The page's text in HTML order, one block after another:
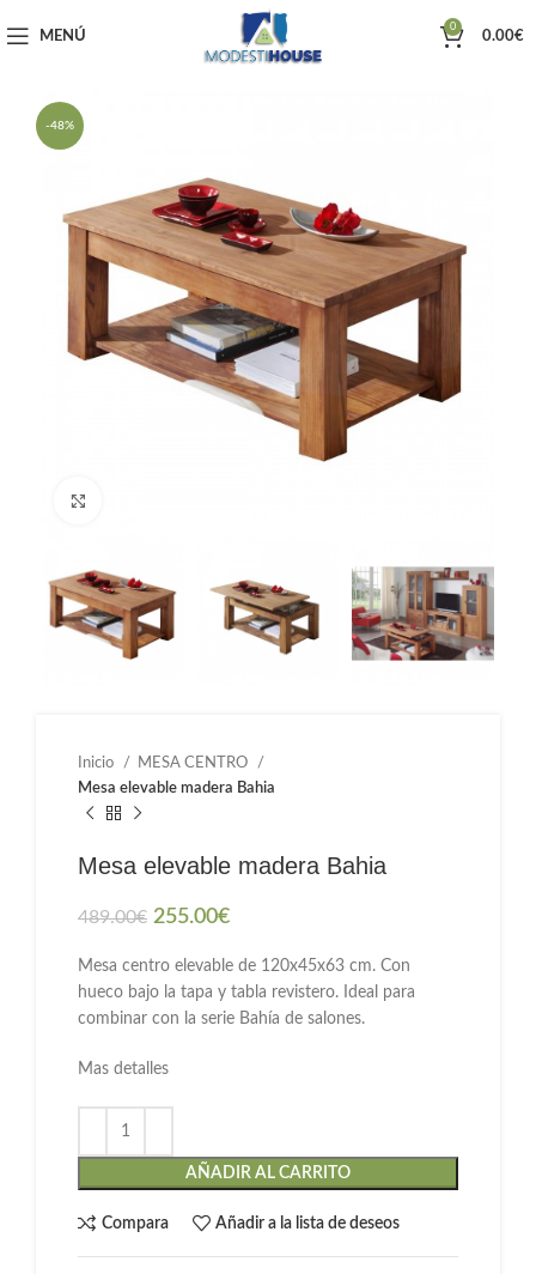
MENÚ
0
0.00€
-48%
Inicio
MESA CENTRO
Mesa elevable madera Bahia
Mesa elevable madera Bahia
489.00€ 255.00€
Mesa centro elevable de 120x45x63 cm. Con
hueco bajo la tapa y tabla revistero. Ideal para
combinar con la serie Bahía de salones.
Mas detalles
AÑADIR AL CARRITO
Compara Añadir a la lista de deseos